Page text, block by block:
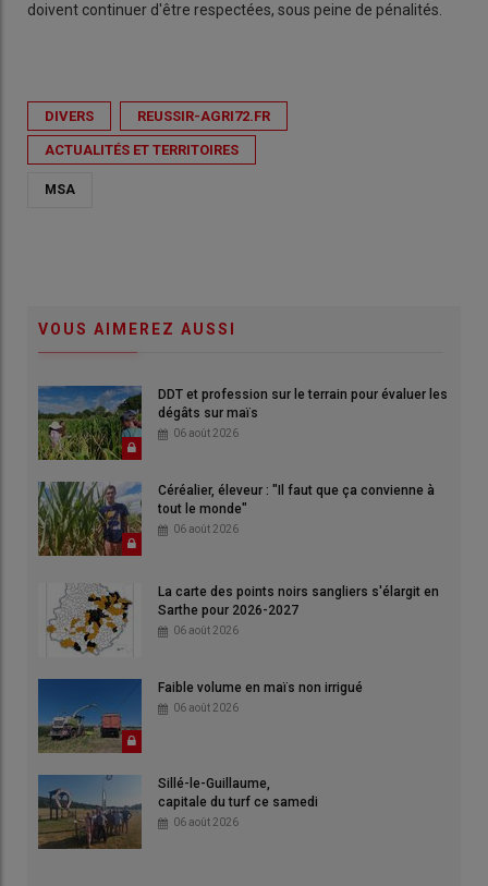
doivent continuer d'être respectées, sous peine de pénalités.
DIVERS REUSSIR-AGRI72.FR
ACTUALITÉS ET TERRITOIRES
MSA
VOUS AIMEREZ AUSSI
DDT et profession sur le terrain pour évaluer les
dégâts sur maïs
06 août 2026
Céréalier, éleveur : "Il faut que ça convienne à
tout le monde"
06 août 2026
La carte des points noirs sangliers s'élargit en
Sarthe pour 2026-2027
06 août 2026
Faible volume en maïs non irrigué
06 août 2026
Sillé-le-Guillaume,
capitale du turf ce samedi
06 août 2026